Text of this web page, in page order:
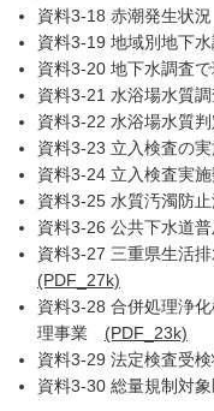
資料3-18 赤潮発生状
資料3-19 地域別地下
資料3-20 地下水調査
資料3-21 水浴場水質
資料3-22 水浴場水質
資料3-23 立入検査の
資料3-24 立入検査実
資料3-25 水質汚濁防
資料3-26 公共下水道
資料3-27 三重県生活
(PDF_27k)
資料3-28 合併処理浄
理事業 (PDF_23k)
資料3-29 法定検査受
資料3-30 総量規制対